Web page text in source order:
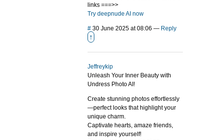
links ===>>
Try deepnude AI now
# 30 June 2025 at 08:06 — Reply
↑
Jeffreykip
Unleash Your Inner Beauty with
Undress Photo AI!
Create stunning photos effortlessly
—perfect looks that highlight your
unique charm.
Captivate hearts, amaze friends,
and inspire yourself!